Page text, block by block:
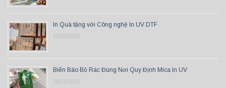
In Quà tặng với Công nghệ In UV DTF
12/03/2023
Biển Báo Bỏ Rác Đúng Nơi Quy Định Mica In UV
25/12/2023